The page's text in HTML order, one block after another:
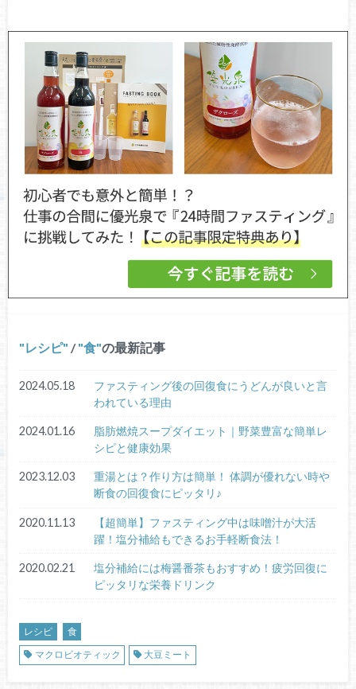
レシピ / 食 の最新記事
2024.05.18
ファスティング後の回復食にうどんが良いと言
われている理由
2024.01.16
脂肪燃焼スープダイエット｜野菜豊富な簡単レ
シピと健康効果
2023.12.03
重湯とは？作り方は簡単！ 体調が優れない時や
断食の回復食にピッタリ♪
2020.11.13
【超簡単】ファスティング中は味噌汁が大活
躍！塩分補給もできるお手軽断食法！
2020.02.21
塩分補給には梅醤番茶もおすすめ！疲労回復に
ピッタリな栄養ドリンク
レシピ
食
マクロビオティック
大豆ミート